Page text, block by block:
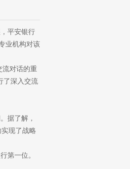
平安银行
业机构对该
流对话的重
了深入交流
据了解，
现了战略
第一位。